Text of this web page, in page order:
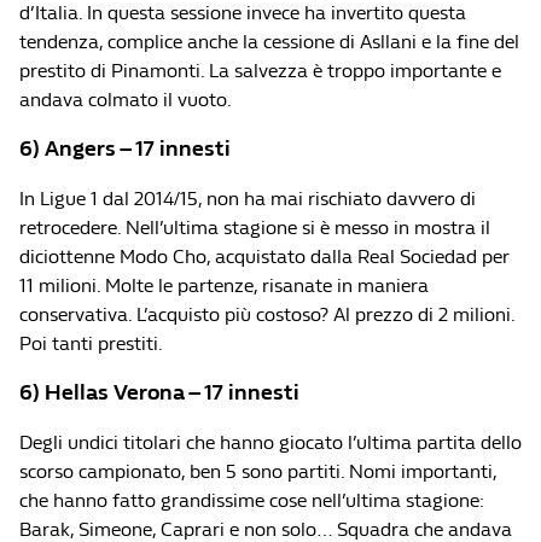
d’Italia. In questa sessione invece ha invertito questa
tendenza, complice anche la cessione di Asllani e la fine del
prestito di Pinamonti. La salvezza è troppo importante e
andava colmato il vuoto.
6) Angers – 17 innesti
In Ligue 1 dal 2014/15, non ha mai rischiato davvero di
retrocedere. Nell’ultima stagione si è messo in mostra il
diciottenne Modo Cho, acquistato dalla Real Sociedad per
11 milioni. Molte le partenze, risanate in maniera
conservativa. L’acquisto più costoso? Al prezzo di 2 milioni.
Poi tanti prestiti.
6) Hellas Verona – 17 innesti
Degli undici titolari che hanno giocato l’ultima partita dello
scorso campionato, ben 5 sono partiti. Nomi importanti,
che hanno fatto grandissime cose nell’ultima stagione:
Barak, Simeone, Caprari e non solo… Squadra che andava